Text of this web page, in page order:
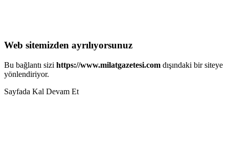
Web sitemizden ayrılıyorsunuz
Bu bağlantı sizi https://www.milatgazetesi.com dışındaki bir siteye
yönlendiriyor.
Sayfada Kal Devam Et